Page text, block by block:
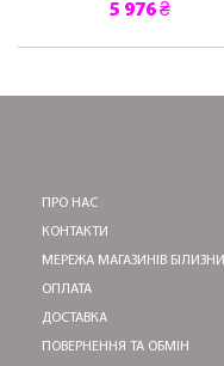
5 976 ₴
ПРО НАС
КОНТАКТИ
МЕРЕЖА МАГАЗИНІВ БІЛИЗНИ
ОПЛАТА
ДОСТАВКА
ПОВЕРНЕННЯ ТА ОБМІН